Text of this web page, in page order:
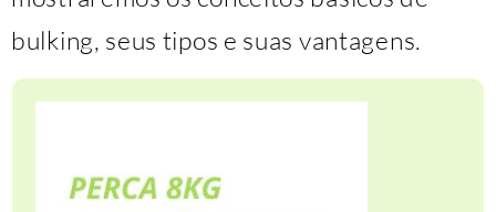
bulking, seus tipos e suas vantagens.